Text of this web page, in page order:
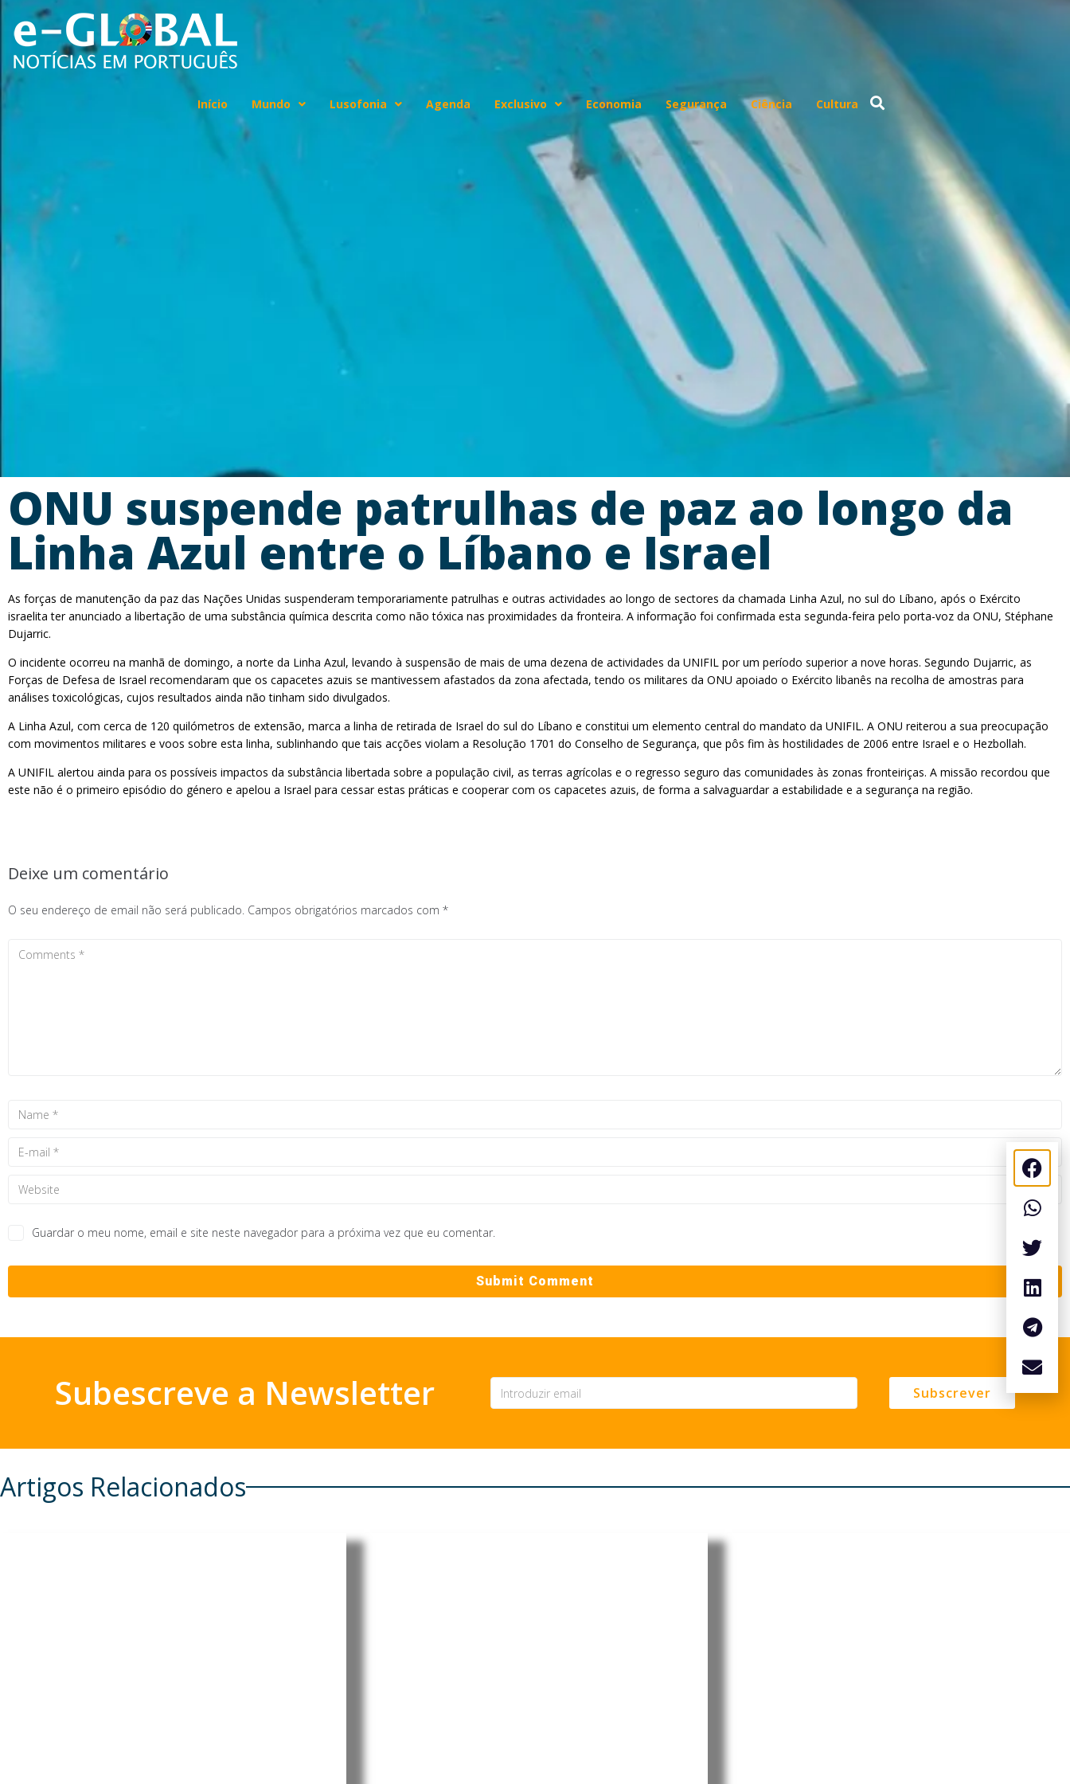
Início Mundo Lusofonia Agenda Exclusivo Economia Segurança Ciência Cultura
ONU suspende patrulhas de paz ao longo da
Linha Azul entre o Líbano e Israel
As forças de manutenção da paz das Nações Unidas suspenderam temporariamente patrulhas e outras actividades ao longo de sectores da chamada Linha Azul, no sul do Líbano, após o Exército
israelita ter anunciado a libertação de uma substância química descrita como não tóxica nas proximidades da fronteira. A informação foi confirmada esta segunda-feira pelo porta-voz da ONU, Stéphane
Dujarric.
O incidente ocorreu na manhã de domingo, a norte da Linha Azul, levando à suspensão de mais de uma dezena de actividades da UNIFIL por um período superior a nove horas. Segundo Dujarric, as
Forças de Defesa de Israel recomendaram que os capacetes azuis se mantivessem afastados da zona afectada, tendo os militares da ONU apoiado o Exército libanês na recolha de amostras para
análises toxicológicas, cujos resultados ainda não tinham sido divulgados.
A Linha Azul, com cerca de 120 quilómetros de extensão, marca a linha de retirada de Israel do sul do Líbano e constitui um elemento central do mandato da UNIFIL. A ONU reiterou a sua preocupação
com movimentos militares e voos sobre esta linha, sublinhando que tais acções violam a Resolução 1701 do Conselho de Segurança, que pôs fim às hostilidades de 2006 entre Israel e o Hezbollah.
A UNIFIL alertou ainda para os possíveis impactos da substância libertada sobre a população civil, as terras agrícolas e o regresso seguro das comunidades às zonas fronteiriças. A missão recordou que
este não é o primeiro episódio do género e apelou a Israel para cessar estas práticas e cooperar com os capacetes azuis, de forma a salvaguardar a estabilidade e a segurança na região.
Deixe um comentário
O seu endereço de email não será publicado. Campos obrigatórios marcados com *
Guardar o meu nome, email e site neste navegador para a próxima vez que eu comentar.
Subescreve a Newsletter Subscrever
Artigos Relacionados